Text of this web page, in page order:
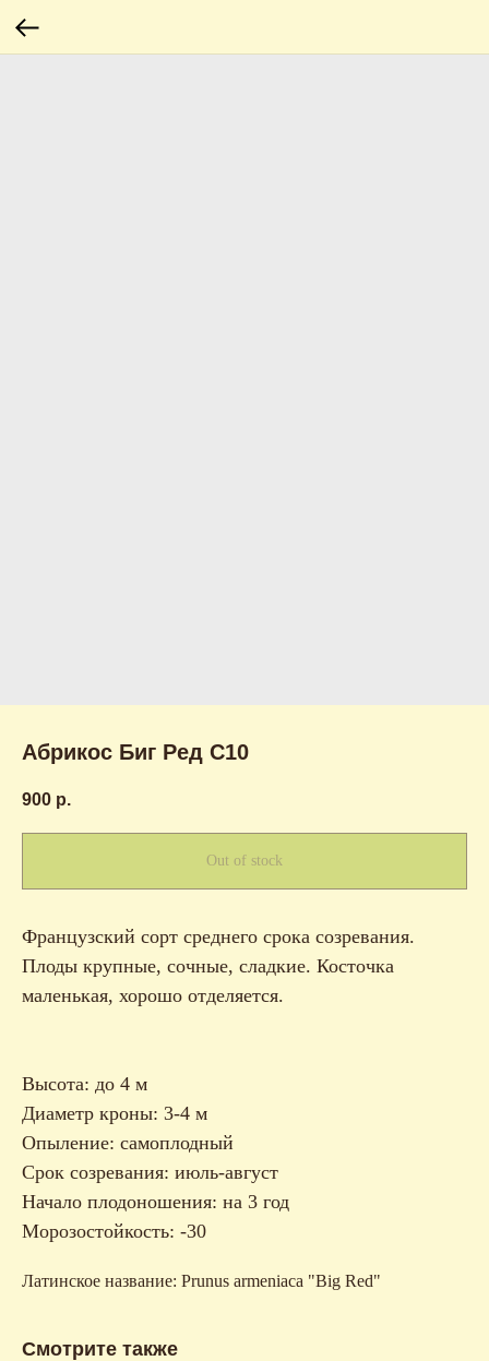
Абрикос Биг Ред С10
900 р.
Out of stock
Французский сорт среднего срока созревания.
Плоды крупные, сочные, сладкие. Косточка
маленькая, хорошо отделяется.
Высота: до 4 м
Диаметр кроны: 3-4 м
Опыление: самоплодный
Срок созревания: июль-август
Начало плодоношения: на 3 год
Морозостойкость: -30
Латинское название: Prunus armeniaca "Big Red"
Смотрите также